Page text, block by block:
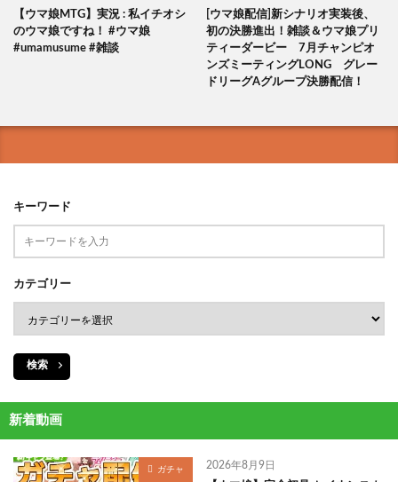
【ウマ娘MTG】実況 : 私イチオシ
のウマ娘ですね！ #ウマ娘
#umamusume #雑談
[ウマ娘配信]新シナリオ実装後、
初の決勝進出！雑談＆ウマ娘プリ
ティーダービー 7月チャンピオ
ンズミーティングLONG グレー
ドリーグAグループ決勝配信！
キーワード
カテゴリー
検索
新着動画
ガチャ 2026年8月9日